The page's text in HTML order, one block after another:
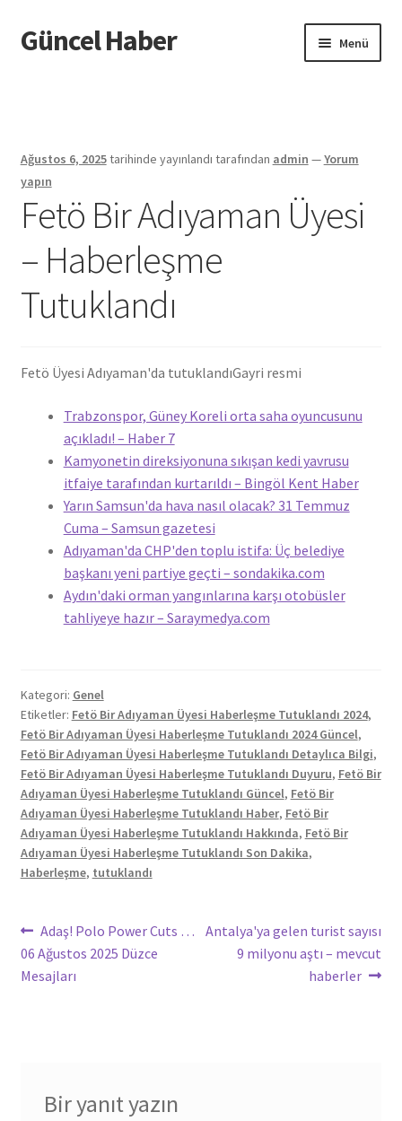
Dolaşıma
geç
İçeriğe
geç
Güncel Haber Menü
Ağustos 6, 2025tarihinde yayınlandı tarafından admin —Yorum
yapın
Fetö Bir Adıyaman Üyesi
– Haberleşme
Tutuklandı
Fetö Üyesi Adıyaman'da tutuklandıGayri resmi
Trabzonspor, Güney Koreli orta saha oyuncusunu
açıkladı! – Haber 7
Kamyonetin direksiyonuna sıkışan kedi yavrusu
itfaiye tarafından kurtarıldı – Bingöl Kent Haber
Yarın Samsun'da hava nasıl olacak? 31 Temmuz
Cuma – Samsun gazetesi
Adıyaman'da CHP'den toplu istifa: Üç belediye
başkanı yeni partiye geçti – sondakika.com
Aydın'daki orman yangınlarına karşı otobüsler
tahliyeye hazır – Saraymedya.com
Kategori: Genel
Etiketler: Fetö Bir Adıyaman Üyesi Haberleşme Tutuklandı 2024,
Fetö Bir Adıyaman Üyesi Haberleşme Tutuklandı 2024 Güncel,
Fetö Bir Adıyaman Üyesi Haberleşme Tutuklandı Detaylıca Bilgi,
Fetö Bir Adıyaman Üyesi Haberleşme Tutuklandı Duyuru, Fetö Bir
Adıyaman Üyesi Haberleşme Tutuklandı Güncel, Fetö Bir
Adıyaman Üyesi Haberleşme Tutuklandı Haber, Fetö Bir
Adıyaman Üyesi Haberleşme Tutuklandı Hakkında, Fetö Bir
Adıyaman Üyesi Haberleşme Tutuklandı Son Dakika,
Haberleşme, tutuklandı
Yazı
gezinmesi
Önceki
yazı:
Adaş! Polo Power Cuts …
06 Ağustos 2025 Düzce
Mesajları
Sonraki
Antalya'ya gelen turist sayısı
9 milyonu aştı – mevcut
haberler
Bir yanıt yazın